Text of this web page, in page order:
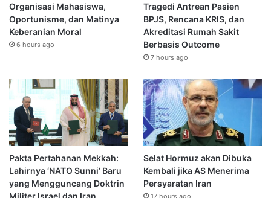
Organisasi Mahasiswa,
Oportunisme, dan Matinya
Keberanian Moral
6 hours ago
Tragedi Antrean Pasien
BPJS, Rencana KRIS, dan
Akreditasi Rumah Sakit
Berbasis Outcome
7 hours ago
Pakta Pertahanan Mekkah:
Lahirnya ‘NATO Sunni’ Baru
yang Mengguncang Doktrin
Militer Israel dan Iran
Selat Hormuz akan Dibuka
Kembali jika AS Menerima
Persyaratan Iran
17 hours ago